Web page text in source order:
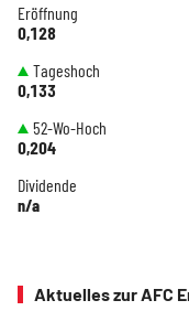
Eröffnung
0,128
Tageshoch
0,133
52-Wo-Hoch
0,204
Dividende
n/a
Aktuelles zur AFC